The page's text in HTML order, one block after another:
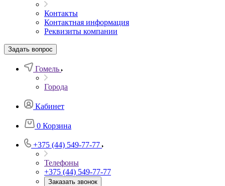
Контакты
Контактная информация
Реквизиты компании
Задать вопрос
Гомель
Города
Кабинет
0 Корзина
+375 (44) 549-77-77
Телефоны
+375 (44) 549-77-77
Заказать звонок